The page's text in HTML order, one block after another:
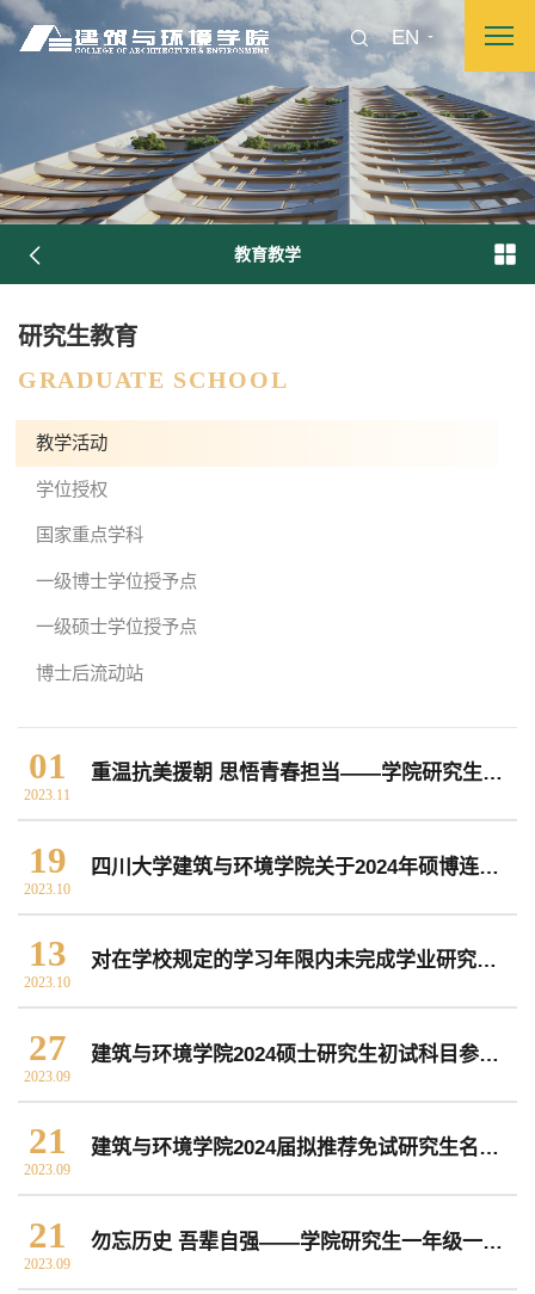
EN
图片新闻
院长致词
院党委 院行政
本科教育
科研概况 学术动态 科研平台 科研办事流程
教育教学
研究生教育
GRADUATE SCHOOL
教学活动
学位授权
国家重点学科
一级博士学位授予点
一级硕士学位授予点
博士后流动站
01
2023.11
重温抗美援朝 思悟青春担当——学院研究生土木与建筑党支部联合开展主题观影活动
19
2023.10
四川大学建筑与环境学院关于2024年硕博连读研究生选拔的通知
13
2023.10
对在学校规定的学习年限内未完成学业研究生拟作退学处理的公告
27
2023.09
建筑与环境学院2024硕士研究生初试科目参考书
21
2023.09
建筑与环境学院2024届拟推荐免试研究生名单公示
21
2023.09
勿忘历史 吾辈自强——学院研究生一年级一支部开展“九一八”主题党日活动